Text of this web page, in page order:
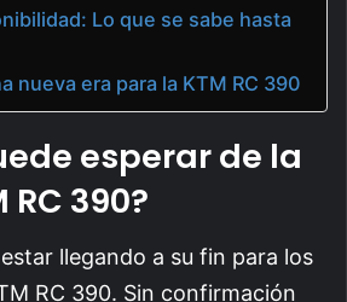
Lo que se sabe hasta
nueva era para la KTM RC 390
esperar de la
RC 390?
llegando a su fin para los
RC 390. Sin confirmación